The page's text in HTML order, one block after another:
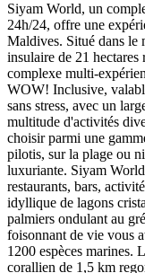
Siyam World, un
24h/24, offre une
Maldives. Situé dans le
insulaire de 21 hectares
complexe multi-
WOW! Inclusive,
sans stress, avec un
multitude d'activités
choisir parmi une
pilotis, sur la plage ou
luxuriante. Siyam
restaurants, bars,
idyllique de lagons
palmiers ondulant au
foisonnant de vie vous
1200 espèces marines.
corallien de 1,5 km